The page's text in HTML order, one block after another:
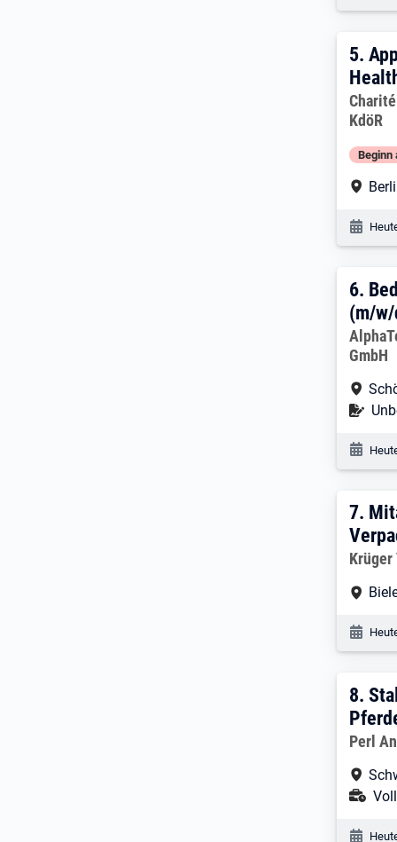
5.
5.
KdöR
Beginn
6.
6.
(m/
GmbH
7.
7.
Krüger
8.
8.
Perl